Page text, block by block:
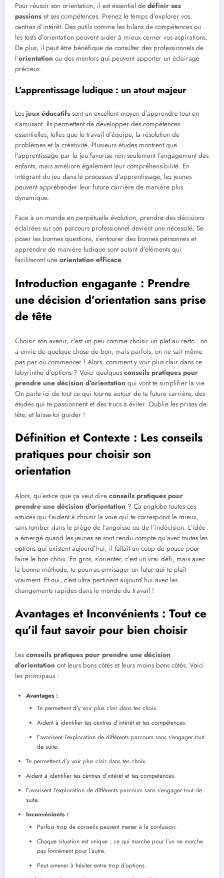
Pour réussir son orientation, il est essentiel de définir ses
passions et ses compétences. Prenez le temps d’explorer vos
centres d’intérêt. Des outils comme les bilans de compétences ou
les tests d’orientation peuvent aider à mieux cerner vos aspirations.
De plus, il peut être bénéfique de consulter des professionnels de
l’orientation ou des mentors qui peuvent apporter un éclairage
précieux.
L’apprentissage ludique : un atout majeur
Les jeux éducatifs sont un excellent moyen d’apprendre tout en
s’amusant. Ils permettent de développer des compétences
essentielles, telles que le travail d’équipe, la résolution de
problèmes et la créativité. Plusieurs études montrent que
l’apprentissage par le jeu favorise non seulement l’engagement des
enfants, mais améliore également leur compréhensibilité. En
intégrant du jeu dans le processus d’apprentissage, les jeunes
peuvent appréhender leur future carrière de manière plus
dynamique.
Face à un monde en perpétuelle évolution, prendre des décisions
éclairées sur son parcours professionnel devient une nécessité. Se
poser les bonnes questions, s’entourer des bonnes personnes et
apprendre de manière ludique sont autant d’éléments qui
facilitaront une orientation efficace.
Introduction engagante : Prendre
une décision d’orientation sans prise
de tête
Choisir son avenir, c’est un peu comme choisir un plat au resto : on
a envie de quelque chose de bon, mais parfois, on ne sait même
pas par où commencer ! Alors, comment y voir plus clair dans ce
labyrinthe d’options ? Voici quelques conseils pratiques pour
prendre une décision d’orientation qui vont te simplifier la vie.
On parle ici de tout ce qui tourne autour de ta future carrière, des
études qui te passionnent et des trucs à éviter. Oublie les prises de
tête, et laisse-toi guider !
Définition et Contexte : Les conseils
pratiques pour choisir son
orientation
Alors, qu’est-ce que ça veut dire conseils pratiques pour
prendre une décision d’orientation ? Ça englobe toutes ces
astuces qui t’aident à choisir la voie qui te correspond le mieux,
sans tomber dans le piège de l’angoisse ou de l’indécision. L’idée
a émergé quand les jeunes se sont rendu compte qu’avec toutes les
options qui existent aujourd’hui, il fallait un coup de pouce pour
faire le bon choix. En gros, s’orienter, c’est un vrai défi, mais avec
la bonne méthode, tu pourras envisager un futur qui te plaît
vraiment. Et oui, c’est ultra pertinent aujourd’hui avec les
changements rapides dans le monde du travail !
Avantages et Inconvénients : Tout ce
qu’il faut savoir pour bien choisir
Les conseils pratiques pour prendre une décision
d’orientation ont leurs bons côtés et leurs moins bons côtés. Voici
les principaux :
Avantages :
Te permettent d’y voir plus clair dans tes choix.
Aident à identifier tes centres d’intérêt et tes compétences.
Favorisent l’exploration de différents parcours sans s’engager tout
de suite.
Te permettent d’y voir plus clair dans tes choix.
Aident à identifier tes centres d’intérêt et tes compétences.
Favorisent l’exploration de différents parcours sans s’engager tout de
suite.
Inconvénients :
Parfois trop de conseils peuvent mener à la confusion.
Chaque situation est unique ; ce qui marche pour l’un ne marche
pas forcément pour l’autre.
Peut amener à hésiter entre trop d’options.